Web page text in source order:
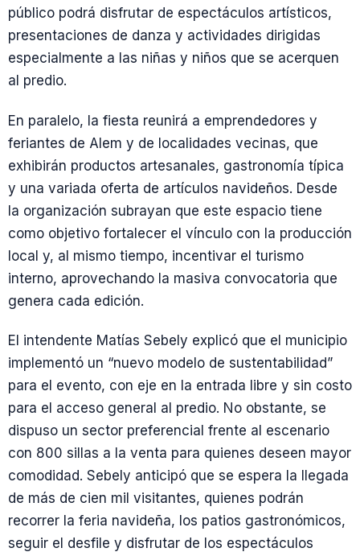
público podrá disfrutar de espectáculos artísticos,
presentaciones de danza y actividades dirigidas
especialmente a las niñas y niños que se acerquen
al predio.
En paralelo, la fiesta reunirá a emprendedores y
feriantes de Alem y de localidades vecinas, que
exhibirán productos artesanales, gastronomía típica
y una variada oferta de artículos navideños. Desde
la organización subrayan que este espacio tiene
como objetivo fortalecer el vínculo con la producción
local y, al mismo tiempo, incentivar el turismo
interno, aprovechando la masiva convocatoria que
genera cada edición.
El intendente Matías Sebely explicó que el municipio
implementó un “nuevo modelo de sustentabilidad”
para el evento, con eje en la entrada libre y sin costo
para el acceso general al predio. No obstante, se
dispuso un sector preferencial frente al escenario
con 800 sillas a la venta para quienes deseen mayor
comodidad. Sebely anticipó que se espera la llegada
de más de cien mil visitantes, quienes podrán
recorrer la feria navideña, los patios gastronómicos,
seguir el desfile y disfrutar de los espectáculos